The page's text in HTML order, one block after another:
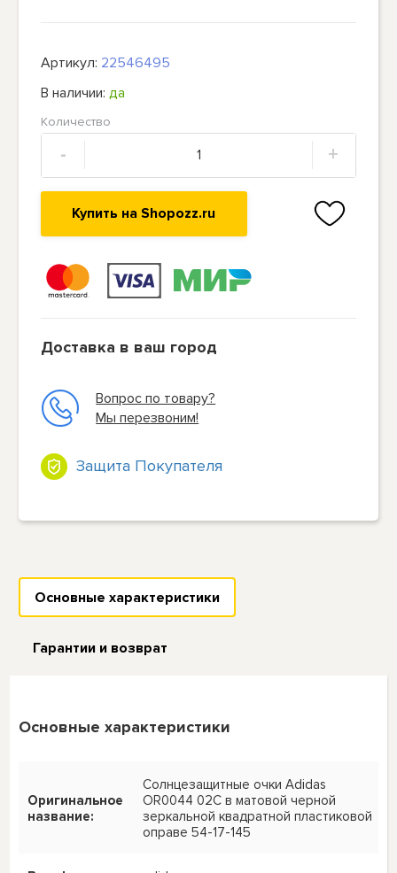
Артикул: 22546495
В наличии:да
Количество
- +
Купить на Shopozz.ru
Доставка в ваш город
Вопрос по товару?
Мы перезвоним!
Защита Покупателя
Основные характеристики
Гарантии и возврат
Основные характеристики
Оригинальное
название:
Солнцезащитные очки Adidas
OR0044 02C в матовой черной
зеркальной квадратной пластиковой
оправе 54-17-145